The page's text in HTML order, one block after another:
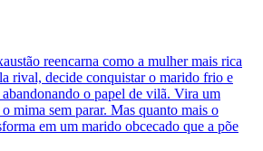
reencarna como a mulher mais rica
rival, decide conquistar o marido frio e
o papel de vilã. Vira um
mima sem parar. Mas quanto mais o
em um marido obcecado que a põe